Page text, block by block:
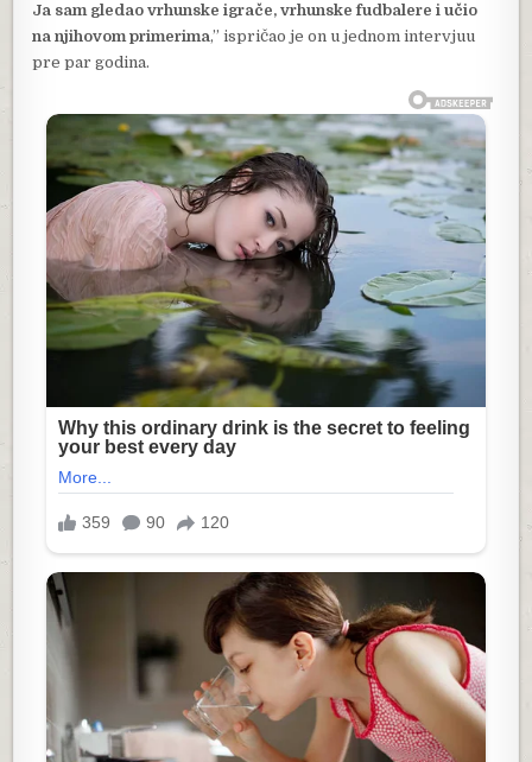
Ja sam gledao vrhunske igrače, vrhunske fudbalere i učio
na njihovom primerima,” ispričao je on u jednom intervjuu
pre par godina.